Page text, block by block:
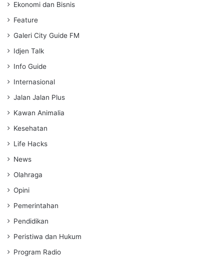
Ekonomi dan Bisnis
Feature
Galeri City Guide FM
Idjen Talk
Info Guide
Internasional
Jalan Jalan Plus
Kawan Animalia
Kesehatan
Life Hacks
News
Olahraga
Opini
Pemerintahan
Pendidikan
Peristiwa dan Hukum
Program Radio